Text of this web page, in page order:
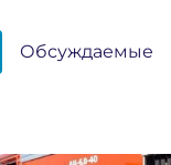
Обсуждаемые